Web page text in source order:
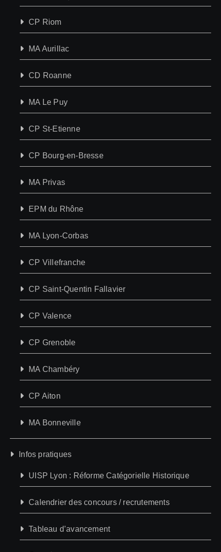
CP Riom
MA Aurillac
CD Roanne
MA Le Puy
CP St-Etienne
CP Bourg-en-Bresse
MA Privas
EPM du Rhône
MA Lyon-Corbas
CP Villefranche
CP Saint-Quentin Fallavier
CP Valence
CP Grenoble
MA Chambéry
CP Aiton
MA Bonneville
Infos pratiques
UISP Lyon : Réforme Catégorielle Historique
Calendrier des concours / recrutements
Tableau d’avancement